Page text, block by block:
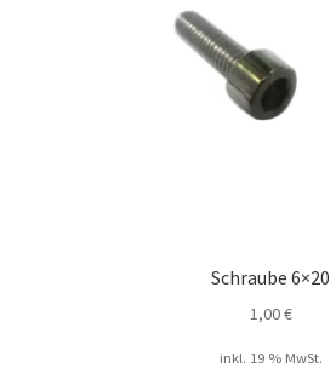
Schraube 6×20
1,00€
inkl. 19 % MwSt.